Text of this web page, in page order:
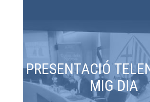
PRESENTACIÓ
MIG DIA